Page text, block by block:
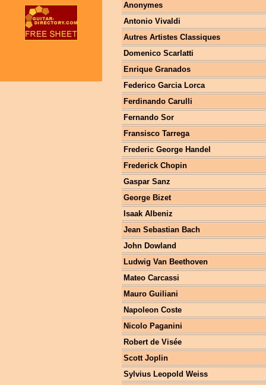
Anonymes
Antonio Vivaldi
Autres Artistes Classiques
Domenico Scarlatti
Enrique Granados
Federico Garcia Lorca
Ferdinando Carulli
Fernando Sor
Fransisco Tarrega
Frederic George Handel
Frederick Chopin
Gaspar Sanz
George Bizet
Isaak Albeniz
Jean Sebastian Bach
John Dowland
Ludwig Van Beethoven
Mateo Carcassi
Mauro Guiliani
Napoleon Coste
Nicolo Paganini
Robert de Visée
Scott Joplin
Sylvius Leopold Weiss